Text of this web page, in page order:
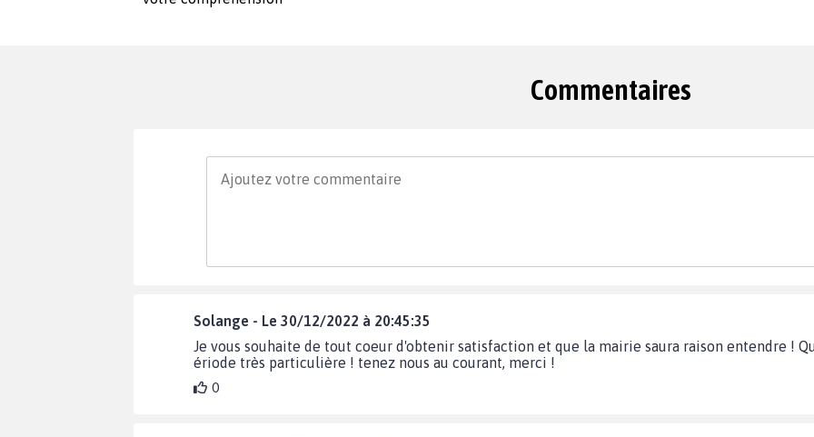
Commentaires
Solange - Le 30/12/2022 à 20:45:35
Je vous souhaite de tout coeur d'obtenir satisfaction et que la mairie saura raison entendre !
ériode très particulière ! tenez nous au courant, merci !
0